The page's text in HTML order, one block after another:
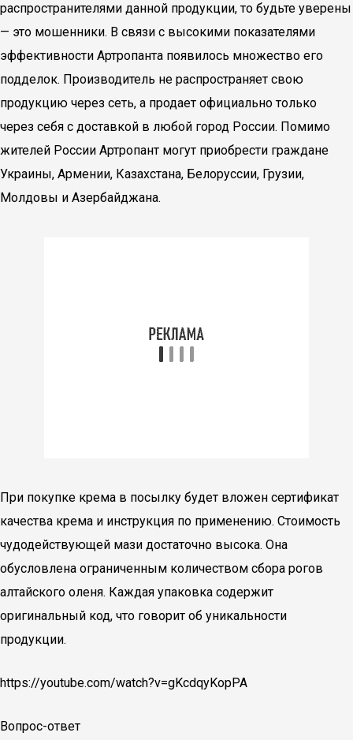
распространителями данной продукции, то будьте уверены
— это мошенники. В связи с высокими показателями
эффективности Артропанта появилось множество его
подделок. Производитель не распространяет свою
продукцию через сеть, а продает официально только
через себя с доставкой в любой город России. Помимо
жителей России Артропант могут приобрести граждане
Украины, Армении, Казахстана, Белоруссии, Грузии,
Молдовы и Азербайджана.
При покупке крема в посылку будет вложен сертификат
качества крема и инструкция по применению. Стоимость
чудодействующей мази достаточно высока. Она
обусловлена ограниченным количеством сбора рогов
алтайского оленя. Каждая упаковка содержит
оригинальный код, что говорит об уникальности
продукции.
https://youtube.com/watch?v=gKcdqyKopPA
Вопрос-ответ